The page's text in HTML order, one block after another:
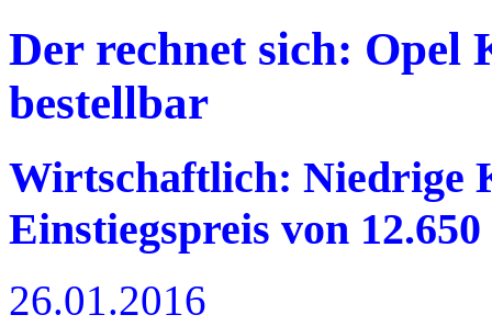
Der rechnet sich: Opel
bestellbar
Wirtschaftlich: Niedrige
Einstiegspreis von
26.01.2016